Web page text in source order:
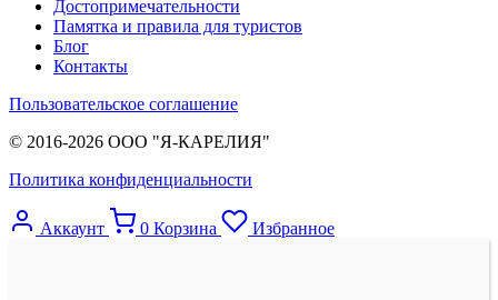
Достопримечательности
Памятка и правила для туристов
Блог
Контакты
Пользовательское соглашение
© 2016-2026 ООО "Я-КАРЕЛИЯ"
Политика конфиденциальности
Аккаунт 0 Корзина Избранное